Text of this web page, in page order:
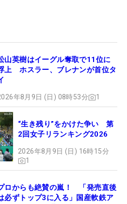
山英樹はイーグル奪取で11位に
上 ホスラー、ブレナンが首位タ
年8月9日 (日) 08時53分 1
“生き残り”をかけた争い 第
2回女子リランキング2026
2026年8月9日 (日) 16時15分
1
ロからも絶賛の嵐！ 「発売直後
必ずトップ3に入る」国産軟鉄ア